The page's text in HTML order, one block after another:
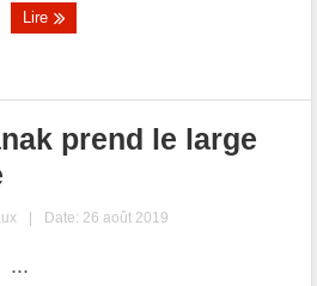
Lire
prend le large
| Date: 26 août 2019
...